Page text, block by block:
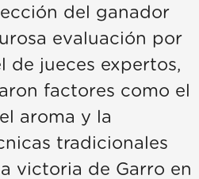
del ganador
evaluación por
de jueces expertos,
factores como el
aroma y la
tradicionales
victoria de Garro en